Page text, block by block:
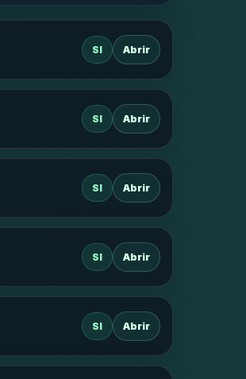
SI Abrir
SI Abrir
SI Abrir
SI Abrir
SI Abrir